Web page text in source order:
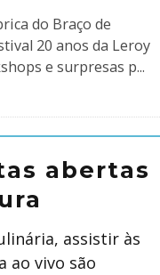
do Braço de
20 anos da Leroy
e surpresas p...
abertas
assistir às
ao vivo são